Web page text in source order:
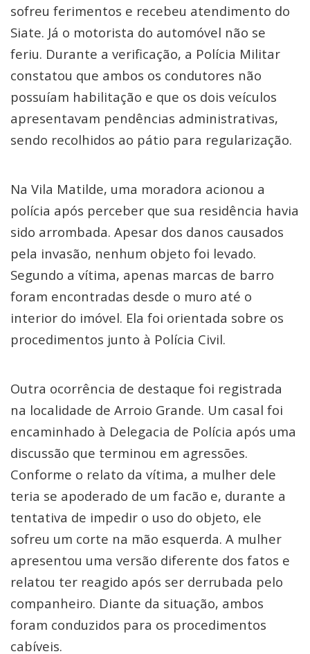
sofreu ferimentos e recebeu atendimento do
Siate. Já o motorista do automóvel não se
feriu. Durante a verificação, a Polícia Militar
constatou que ambos os condutores não
possuíam habilitação e que os dois veículos
apresentavam pendências administrativas,
sendo recolhidos ao pátio para regularização.
Na Vila Matilde, uma moradora acionou a
polícia após perceber que sua residência havia
sido arrombada. Apesar dos danos causados
pela invasão, nenhum objeto foi levado.
Segundo a vítima, apenas marcas de barro
foram encontradas desde o muro até o
interior do imóvel. Ela foi orientada sobre os
procedimentos junto à Polícia Civil.
Outra ocorrência de destaque foi registrada
na localidade de Arroio Grande. Um casal foi
encaminhado à Delegacia de Polícia após uma
discussão que terminou em agressões.
Conforme o relato da vítima, a mulher dele
teria se apoderado de um facão e, durante a
tentativa de impedir o uso do objeto, ele
sofreu um corte na mão esquerda. A mulher
apresentou uma versão diferente dos fatos e
relatou ter reagido após ser derrubada pelo
companheiro. Diante da situação, ambos
foram conduzidos para os procedimentos
cabíveis.